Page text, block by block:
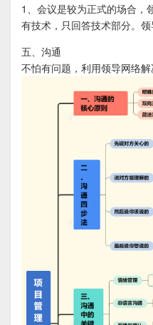
1、会议是较为正式的场合，
有技术，只回答技术部分。领
五、沟通
不怕有问题，利用领导网络